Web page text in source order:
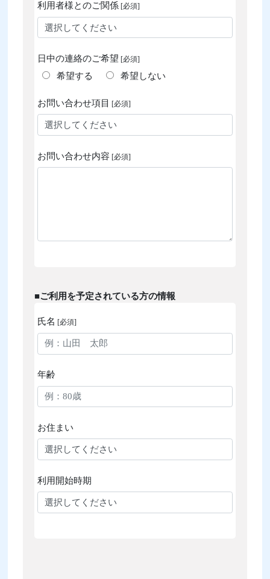
利用者様とのご関係 [必須]
日中の連絡のご希望 [必須]
希望する 希望しない
お問い合わせ項目 [必須]
お問い合わせ内容 [必須]
■ご利用を予定されている方の情報
氏名 [必須]
年齢
お住まい
利用開始時期